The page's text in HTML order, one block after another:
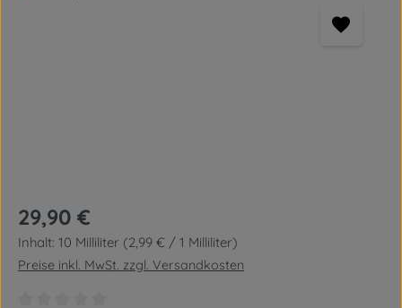
Regulärer Preis:
29,90 €
Inhalt: 10 Milliliter (2,99 € / 1 Milliliter)
Preise inkl. MwSt. zzgl. Versandkosten